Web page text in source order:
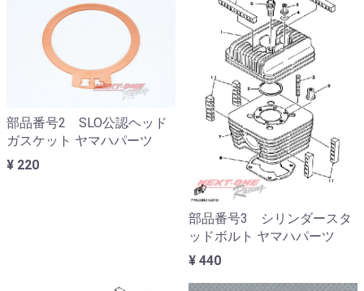
部品番号2 SLO公認ヘッド
ガスケット ヤマハパーツ
¥ 220
部品番号3 シリンダースタ
ッドボルト ヤマハパーツ
¥ 440